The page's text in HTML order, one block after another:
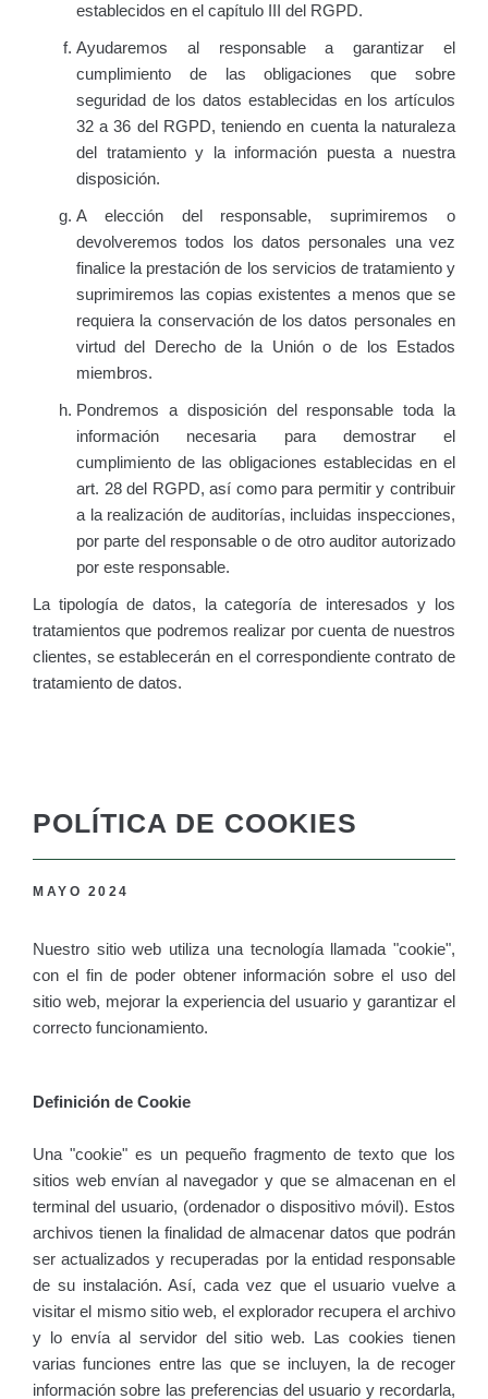
establecidos en el capítulo III del RGPD.
Ayudaremos al responsable a garantizar el
cumplimiento de las obligaciones que sobre
seguridad de los datos establecidas en los artículos
32 a 36 del RGPD, teniendo en cuenta la naturaleza
del tratamiento y la información puesta a nuestra
disposición.
A elección del responsable, suprimiremos o
devolveremos todos los datos personales una vez
finalice la prestación de los servicios de tratamiento y
suprimiremos las copias existentes a menos que se
requiera la conservación de los datos personales en
virtud del Derecho de la Unión o de los Estados
miembros.
Pondremos a disposición del responsable toda la
información necesaria para demostrar el
cumplimiento de las obligaciones establecidas en el
art. 28 del RGPD, así como para permitir y contribuir
a la realización de auditorías, incluidas inspecciones,
por parte del responsable o de otro auditor autorizado
por este responsable.
La tipología de datos, la categoría de interesados y los
tratamientos que podremos realizar por cuenta de nuestros
clientes, se establecerán en el correspondiente contrato de
tratamiento de datos.
POLÍTICA DE COOKIES
MAYO 2024
Nuestro sitio web utiliza una tecnología llamada "cookie",
con el fin de poder obtener información sobre el uso del
sitio web, mejorar la experiencia del usuario y garantizar el
correcto funcionamiento.
Definición de Cookie
Una "cookie" es un pequeño fragmento de texto que los
sitios web envían al navegador y que se almacenan en el
terminal del usuario, (ordenador o dispositivo móvil). Estos
archivos tienen la finalidad de almacenar datos que podrán
ser actualizados y recuperadas por la entidad responsable
de su instalación. Así, cada vez que el usuario vuelve a
visitar el mismo sitio web, el explorador recupera el archivo
y lo envía al servidor del sitio web. Las cookies tienen
varias funciones entre las que se incluyen, la de recoger
información sobre las preferencias del usuario y recordarla,